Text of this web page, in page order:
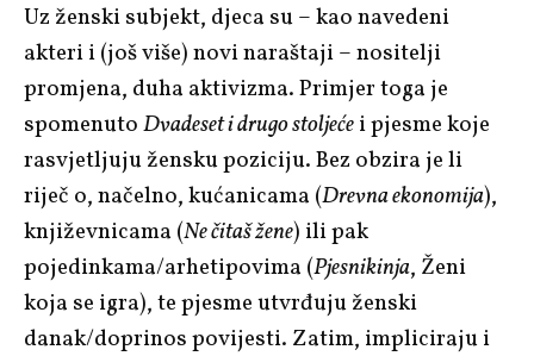
Uz ženski subjekt, djeca su – kao navedeni
akteri i (još više) novi naraštaji – nositelji
promjena, duha aktivizma. Primjer toga je
spomenutoDvadeset i drugo stoljećei pjesme koje
rasvjetljuju žensku poziciju. Bez obzira je li
riječ o, načelno, kućanicama (Drevna ekonomija),
književnicama (Ne čitaš žene) ili pak
pojedinkama/arhetipovima (Pjesnikinja, Ženi
koja se igra), te pjesme utvrđuju ženski
danak/doprinos povijesti. Zatim, impliciraju i